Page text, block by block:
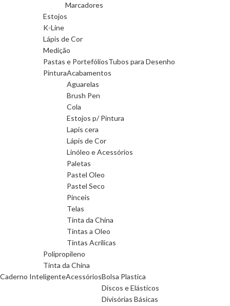
Marcadores
Estojos
K-Line
Lápis de Cor
Medição
Pastas e PortefóliosTubos para Desenho
PinturaAcabamentos
Aguarelas
Brush Pen
Cola
Estojos p/ Pintura
Lapis cera
Lápis de Cor
Linóleo e Acessórios
Paletas
Pastel Oleo
Pastel Seco
Pinceis
Telas
Tinta da China
Tintas a Oleo
Tintas Acrilicas
Polipropileno
Tinta da China
Caderno InteligenteAcessóriosBolsa Plastica
Discos e Elásticos
Divisórias Básicas